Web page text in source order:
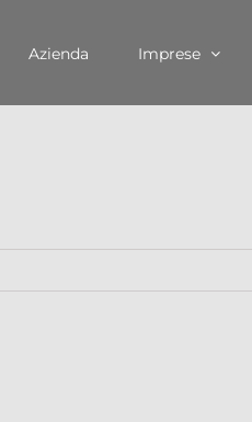
Azienda Imprese